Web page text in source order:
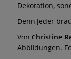
Dekoration,
Denn jeder
Von Christine
Abbildungen.